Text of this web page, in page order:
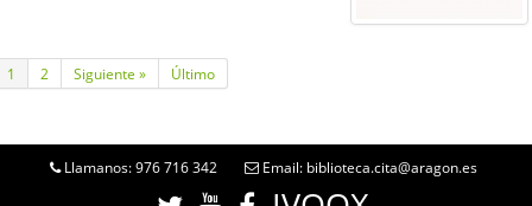
1 2 Siguiente » Último
Llamanos: 976 716 342 Email: biblioteca.cita@aragon.es